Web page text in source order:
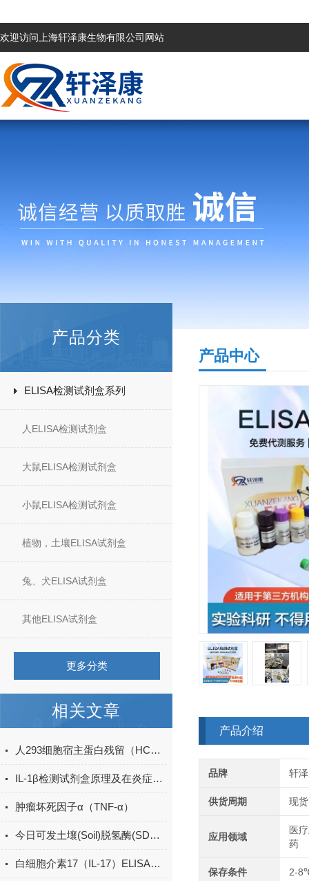
欢迎访问上海轩泽康生物有限公司网站
产品分类
ELISA检测试剂盒系列
人ELISA检测试剂盒
大鼠ELISA检测试剂盒
小鼠ELISA检测试剂盒
植物，土壤ELISA试剂盒
兔、犬ELISA试剂盒
其他ELISA试剂盒
更多分类
相关文章
人293细胞宿主蛋白残留（HCP）ELISA检测试剂盒产品升级
IL-1β检测试剂盒原理及在炎症研究中的应用
肿瘤坏死因子α（TNF-α）
今日可发土壤(Soil)脱氢酶(SDHA)ELISA检测试剂盒＠科研
白细胞介素17（IL-17）ELISA试剂盒的特点及优势
产品中心
产品介绍
品牌 轩
供货周期 现货
应用领域
医
药
保存条件 2-